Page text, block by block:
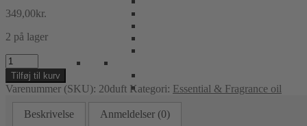
349,00kr.
2 på lager
MayJam
Plant
Essential
Olie
antal
Tilføj til kurv
Varenummer (SKU): 20duft Kategori: Essential & Fragrance oil
Beskrivelse Anmeldelser (0)